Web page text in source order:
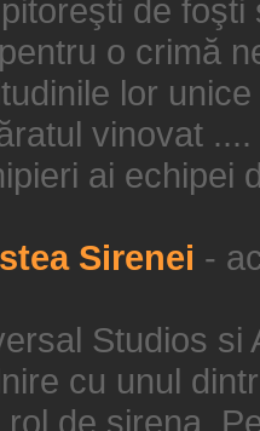
de
o crimă
lor
vinovat
ai echipei
Sirenei -
Studios si
cu unul
de sirena.